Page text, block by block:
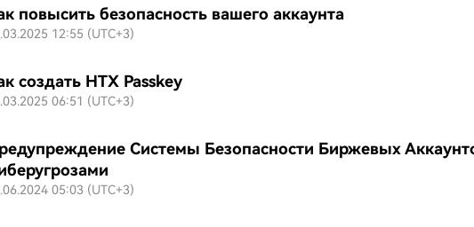
повысить безопасность вашего аккаунта
12:55 (UTC+3)
создать HTX Passkey
06:51 (UTC+3)
Системы Безопасности Биржевых
05:03 (UTC+3)